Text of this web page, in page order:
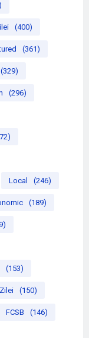
(400)
(361)
(329)
(296)
Local (246)
(189)
(153)
(150)
FCSB (146)